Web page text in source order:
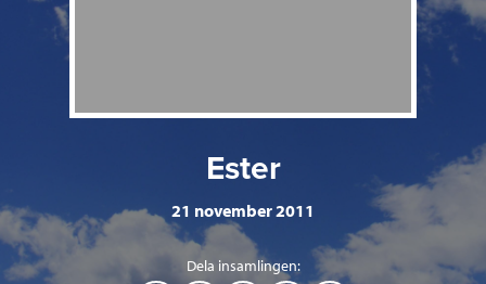
Ester
21 november 2011
Dela insamlingen: